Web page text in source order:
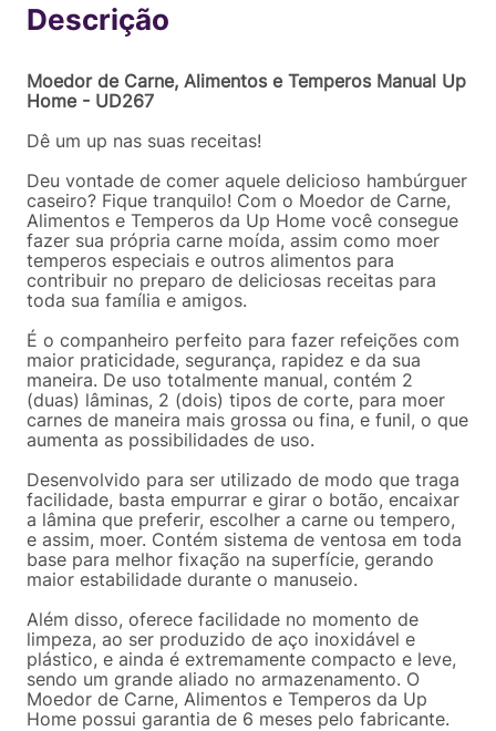
Moedor de Carne, Alimentos e Temperos Manual Up
Home - UD267
Dê um up nas suas receitas!
Deu vontade de comer aquele delicioso hambúrguer
caseiro? Fique tranquilo! Com o Moedor de Carne,
Alimentos e Temperos da Up Home você consegue
fazer sua própria carne moída, assim como moer
temperos especiais e outros alimentos para
contribuir no preparo de deliciosas receitas para
toda sua família e amigos.
É o companheiro perfeito para fazer refeições com
maior praticidade, segurança, rapidez e da sua
maneira. De uso totalmente manual, contém 2
(duas) lâminas, 2 (dois) tipos de corte, para moer
carnes de maneira mais grossa ou fina, e funil, o que
aumenta as possibilidades de uso.
Desenvolvido para ser utilizado de modo que traga
facilidade, basta empurrar e girar o botão, encaixar
a lâmina que preferir, escolher a carne ou tempero,
e assim, moer. Contém sistema de ventosa em toda
base para melhor fixação na superfície, gerando
maior estabilidade durante o manuseio.
Além disso, oferece facilidade no momento de
limpeza, ao ser produzido de aço inoxidável e
plástico, e ainda é extremamente compacto e leve,
sendo um grande aliado no armazenamento. O
Moedor de Carne, Alimentos e Temperos da Up
Home possui garantia de 6 meses pelo fabricante.